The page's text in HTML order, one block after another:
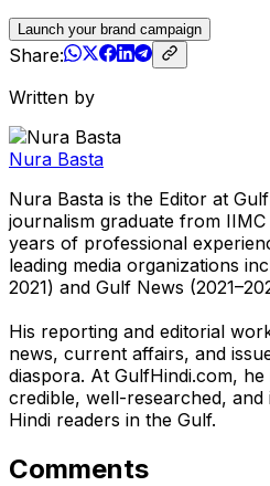
Launch your brand campaign
Share:
Written by
Nura Basta
Nura Basta is the Editor at
journalism graduate from
years of professional
leading media organizations
2021) and Gulf News
His reporting and editorial
news, current affairs, and
diaspora. At GulfHindi.com,
credible, well-researched,
Hindi readers in the Gulf.
Comments